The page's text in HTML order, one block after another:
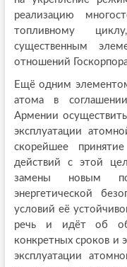
реализацию
топливному
существенным
отношений
Ещё одним
атома в
Армении
эксплуатации
скорейшее
действий с этой
замены новым
энергетической
условий её
речь и идёт об
конкретных сроков и
эксплуатации